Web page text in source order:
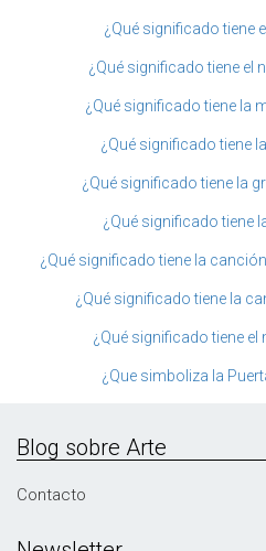
¿Qué significado tiene
¿Qué significado tiene el
¿Qué significado tiene la
¿Qué significado tiene
¿Qué significado tiene la
¿Qué significado tiene
¿Qué significado tiene la
¿Qué significado tiene la
¿Qué significado tiene el
¿Que simboliza la
Blog sobre Arte
Contacto